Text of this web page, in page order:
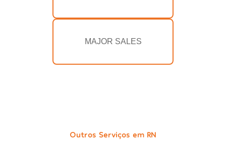
MAJOR SALES
Outros Serviços em RN